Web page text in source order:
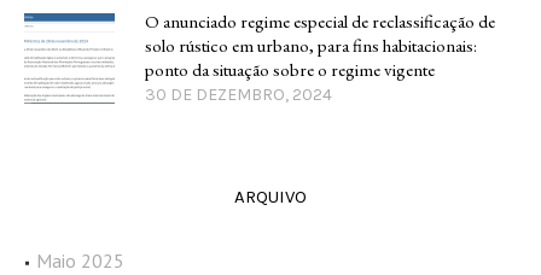
O anunciado regime especial de reclassificação de
solo rústico em urbano, para fins habitacionais:
ponto da situação sobre o regime vigente
30 DE DEZEMBRO, 2024
ARQUIVO
Maio 2025